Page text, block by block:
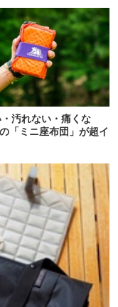
汚れない・痛くな
「ミニ座布団」が超イ